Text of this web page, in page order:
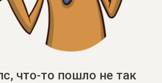
что-то пошло не так